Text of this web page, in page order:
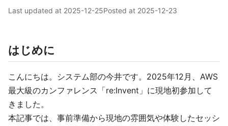
Last updated at 2025-12-25Posted at 2025-12-23
はじめに
こんにちは。システム部の今井です。2025年12月、AWS
最大級のカンファレンス「re:Invent」に現地初参加して
きました。
本記事では、事前準備から現地の雰囲気や体験したセッシ